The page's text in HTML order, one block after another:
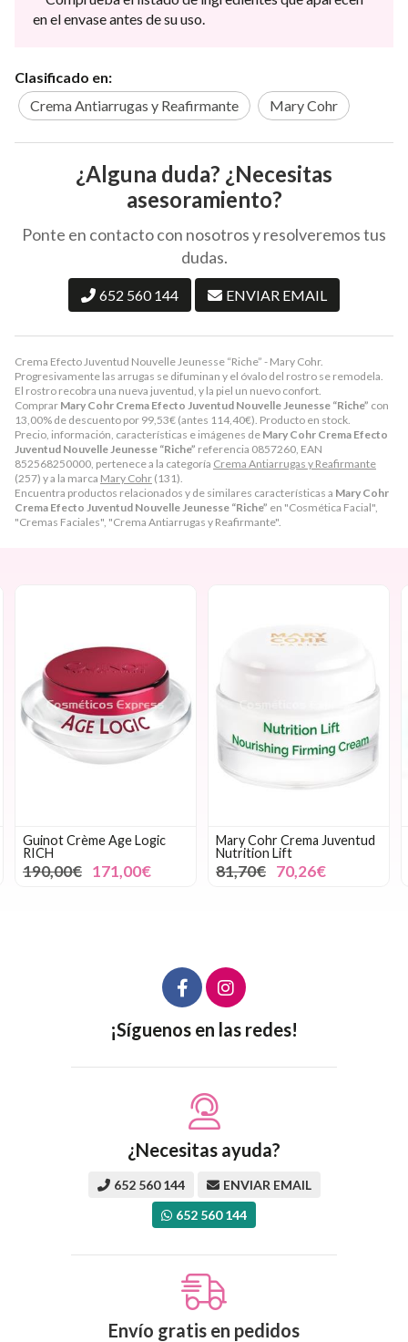
Crema Efecto Juventud Nouvelle Jeunesse “Riche” - Mary Cohr.
Progresivamente las arrugas se difuminan y el óvalo del rostro se remodela.
El rostro recobra una nueva juventud, y la piel un nuevo confort.
Comprar Mary Cohr Crema Efecto Juventud Nouvelle Jeunesse “Riche” con
13,00% de descuento por 99,53€ (antes 114,40€). Producto en stock.
Precio, información, características e imágenes de Mary Cohr Crema Efecto
Juventud Nouvelle Jeunesse “Riche” referencia 0857260, EAN
852568250000, pertenece a la categoría Crema Antiarrugas y Reafirmante
(257) y a la marca Mary Cohr (131).
Encuentra productos relacionados y de similares características a Mary Cohr
Crema Efecto Juventud Nouvelle Jeunesse “Riche” en "Cosmética Facial",
"Cremas Faciales", "Crema Antiarrugas y Reafirmante".
en el envase antes de su uso.
Clasificado en:
Crema Antiarrugas y Reafirmante
Mary Cohr
¿Alguna duda? ¿Necesitas
asesoramiento?
Ponte en contacto con nosotros y resolveremos tus
dudas.
652 560 144 ENVIAR EMAIL
Guinot Crème Age Logic
RICH
190,00€ 171,00€
Mary Cohr Crema Juventud
Nutrition Lift
81,70€ 70,26€
¡Síguenos en las redes!
¿Necesitas ayuda?
652 560 144
ENVIAR EMAIL
652 560 144
Envío gratis en pedidos